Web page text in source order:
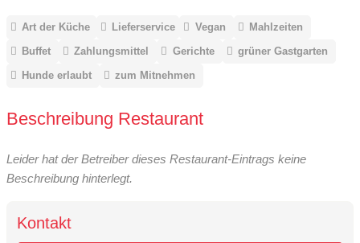
Art der Küche Lieferservice Vegan
Mahlzeiten
Buffet
Zahlungsmittel Gerichte
grüner Gastgarten
Hunde erlaubt
zum Mitnehmen
Beschreibung Restaurant
Leider hat der Betreiber dieses Restaurant-Eintrags keine
Beschreibung hinterlegt.
Kontakt